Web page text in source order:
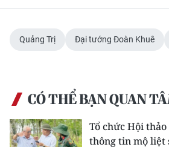
Quảng Trị Đại tướng Đoàn Khuê
CÓ THỂ BẠN QUAN
Tổ chức Hội
thông tin mộ liệt